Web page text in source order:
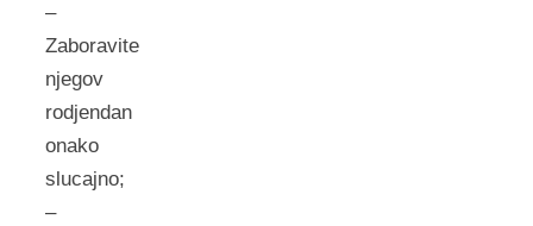
–
Zaboravite
njegov
rodjendan
onako
slucajno;
–